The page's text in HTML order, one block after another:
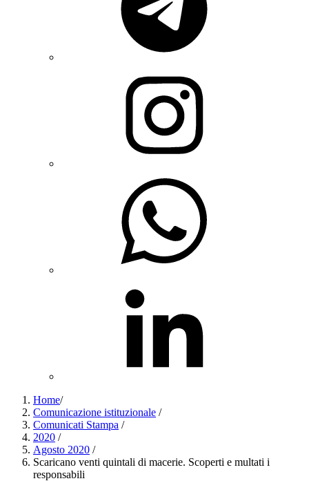
Home/
Comunicazione istituzionale /
Comunicati Stampa /
2020 /
Agosto 2020 /
Scaricano venti quintali di macerie. Scoperti e multati i
responsabili